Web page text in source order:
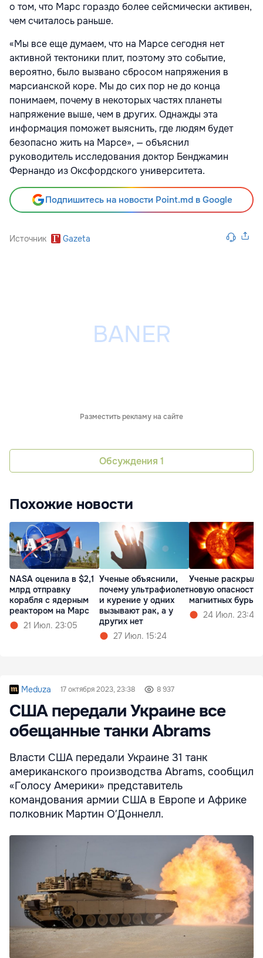
о том, что Марс гораздо более сейсмически активен,
чем считалось раньше.
«Мы все еще думаем, что на Марсе сегодня нет
активной тектоники плит, поэтому это событие,
вероятно, было вызвано сбросом напряжения в
марсианской коре. Мы до сих пор не до конца
понимаем, почему в некоторых частях планеты
напряжение выше, чем в других. Однажды эта
информация поможет выяснить, где людям будет
безопасно жить на Марсе», — объяснил
руководитель исследования доктор Бенджамин
Фернандо из Оксфордского университета.
Подпишитесь на новости Point.md в Google
Источник Gazeta
Разместить рекламу на сайте
Обсуждения 1
Похожие новости
NASA оценила в $2,1
млрд отправку
корабля с ядерным
реактором на Марс
21 Июл. 23:05
Ученые объяснили,
почему ультрафиолет
и курение у одних
вызывают рак, а у
других нет
27 Июл. 15:24
Ученые раскрыли
новую опасность
магнитных бурь
24 Июл. 23:47
Meduza 17 октября 2023, 23:38 8 937
США передали Украине все
обещанные танки Abrams
Власти США передали Украине 31 танк
американского производства Abrams, сообщил
«Голосу Америки» представитель
командования армии США в Европе и Африке
полковник Мартин ОʼДоннелл.